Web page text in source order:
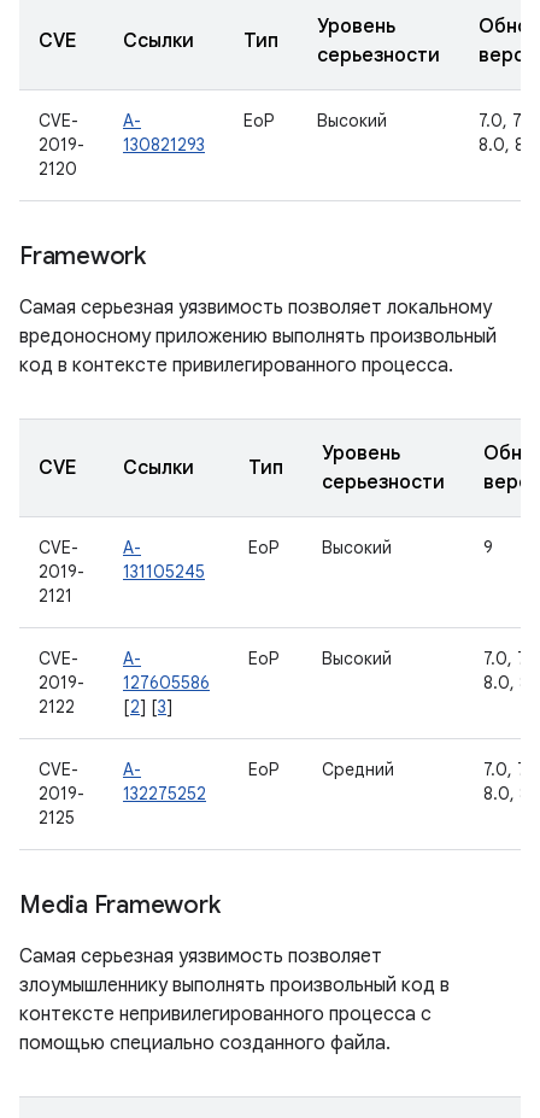
CVE Ссылки Тип
Уровень
серьезности
CVE-
2019-
2120
A-
130821293
EoP Высокий
7.0,
8.0,
Framework
Самая серьезная уязвимость позволяет локальному
вредоносному приложению выполнять произвольный
код в контексте привилегированного процесса.
CVE Ссылки Тип
Уровень
серьезности
CVE-
2019-
2121
A-
131105245
EoP Высокий 9
CVE-
2019-
2122
A-
127605586
[2] [3]
EoP Высокий
7.0,
8.0,
CVE-
2019-
2125
A-
132275252
EoP Средний
7.0,
8.0,
Media Framework
Самая серьезная уязвимость позволяет
злоумышленнику выполнять произвольный код в
контексте непривилегированного процесса с
помощью специально созданного файла.